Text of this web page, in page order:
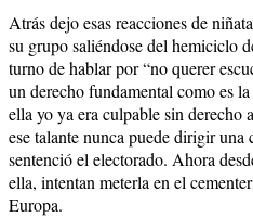
Atrás dejo esas reacciones de
su grupo saliéndose del hemiciclo
turno de hablar por “no querer
un derecho fundamental como es
ella yo ya era culpable sin derecho
ese talante nunca puede dirigir
sentenció el electorado. Ahora
ella, intentan meterla en el
Europa.